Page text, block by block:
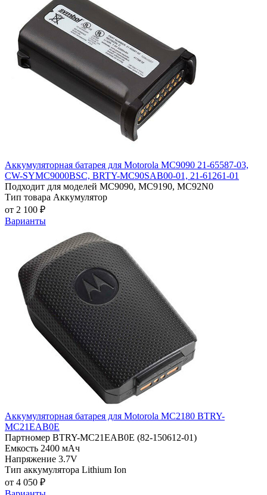
Аккумуляторная батарея для Motorola MC9090 21-65587-03,
CW-SYMC9000BSC, BRTY-MC90SAB00-01, 21-61261-01
Подходит для моделей MC9090, MC9190, MC92N0
Тип товара Аккумулятор
от 2 100 ₽
Варианты
Аккумуляторная батарея для Motorola MC2180 BTRY-
MC21EAB0E
Партномер BTRY-MC21EAB0E (82-150612-01)
Емкость 2400 мАч
Напряжение 3.7V
Тип аккумулятора Lithium Ion
от 4 050 ₽